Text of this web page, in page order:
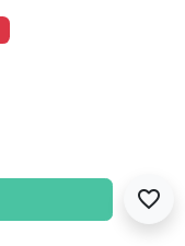
favorite_border